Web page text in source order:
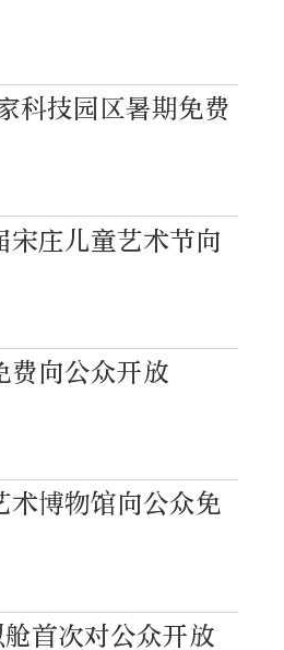
技园区暑期免费
宋庄儿童艺术节向
费向公众开放
博物馆向公众免
首次对公众开放